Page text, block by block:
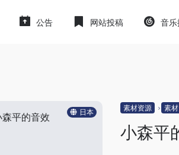
公告 网站投稿 音乐
日本 素材资源 素
小森平